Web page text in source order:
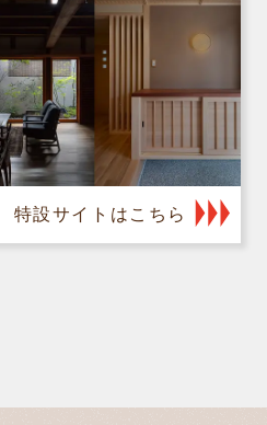
特設サイトはこちら